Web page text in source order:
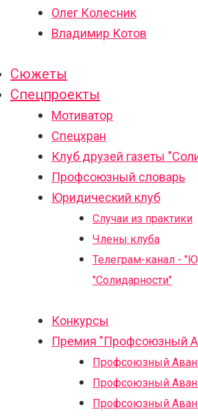
Олег Колесник
Владимир Котов
Сюжеты
Спецпроекты
Мотиватор
Спецхран
Клуб друзей газеты
Профсоюзный словарь
Юридический клуб
Случаи из практики
Члены клуба
Телеграм-канал -
"Солидарности"
Конкурсы
Премия "Профсоюзный
Профсоюзный
Профсоюзный
Профсоюзный